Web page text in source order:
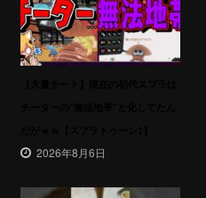
2026年8月6日